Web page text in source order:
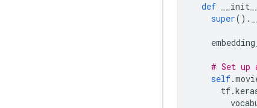
def __init__
super().
# Set up
self.
tf.